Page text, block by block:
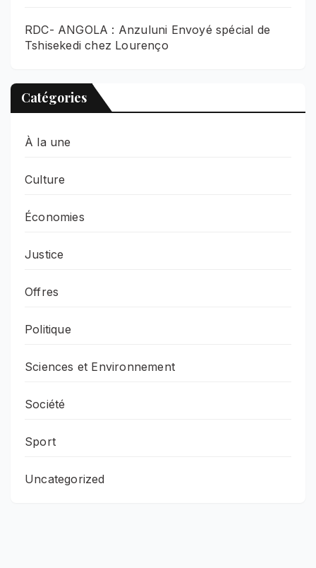
RDC- ANGOLA : Anzuluni Envoyé spécial de
Tshisekedi chez Lourenço
Catégories
À la une
Culture
Économies
Justice
Offres
Politique
Sciences et Environnement
Société
Sport
Uncategorized